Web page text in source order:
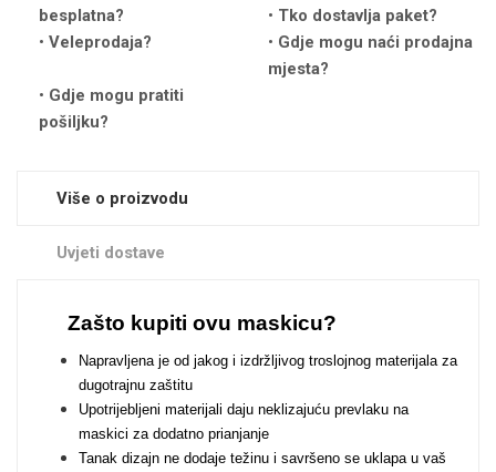
besplatna?
Tko dostavlja paket?
Veleprodaja?
Gdje mogu naći prodajna
mjesta?
Gdje mogu pratiti
pošiljku?
Više o proizvodu
Uvjeti dostave
Zašto kupiti ovu maskicu?
Napravljena je od jakog i izdržljivog troslojnog materijala za
dugotrajnu zaštitu
Upotrijebljeni materijali daju neklizajuću prevlaku na
maskici za dodatno prianjanje
Tanak dizajn ne dodaje težinu i savršeno se uklapa u vaš
Quotes Collection